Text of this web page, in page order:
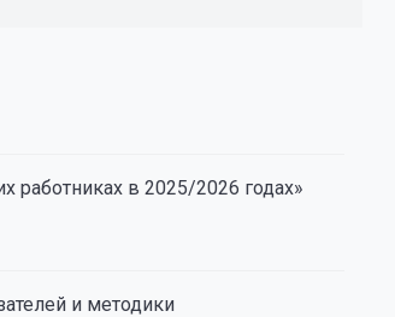
работниках в 2025/2026 годах»
и методики